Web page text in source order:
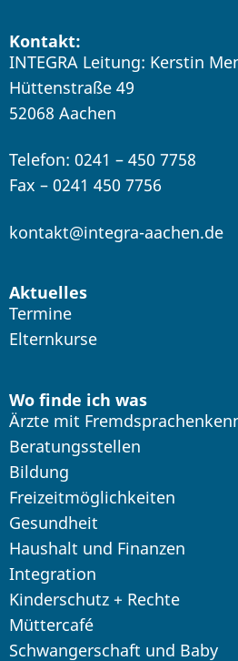
Kontakt:
INTEGRA Leitung: Kerstin
Hüttenstraße 49
52068 Aachen
Telefon: 0241 – 450 7758
Fax – 0241 450 7756
kontakt@integra-aachen.de
Aktuelles
Termine
Elternkurse
Wo finde ich was
Ärzte mit
Beratungsstellen
Bildung
Freizeitmöglichkeiten
Gesundheit
Haushalt und Finanzen
Integration
Kinderschutz + Rechte
Müttercafé
Schwangerschaft und Baby